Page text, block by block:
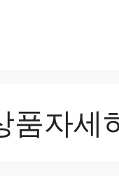
품자세